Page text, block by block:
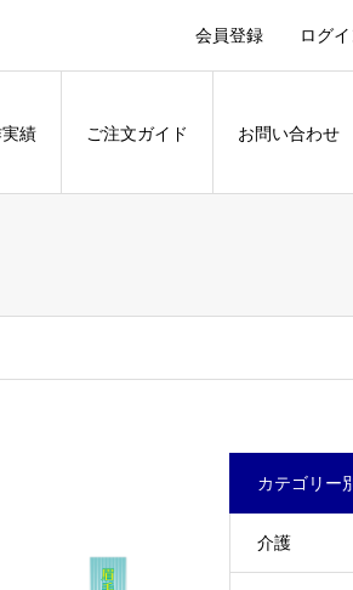
会員登録 ログ
績 ご注文ガイド お問い合わせ
カテゴリー
介護